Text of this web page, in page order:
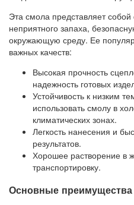
Эта смола представляет
неприятного запаха,
окружающую среду. Ее
важных качеств:
Высокая прочность
надежность готовых
Устойчивость к низким
использовать смолу в
климатических зонах.
Легкость нанесения и
результатов.
Хорошее растворение в
транспортировку.
Основные